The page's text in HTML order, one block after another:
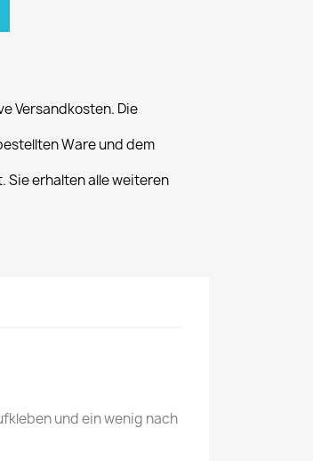
Versandkosten. Die
Ware und dem
erhalten alle weiteren
und ein wenig nach